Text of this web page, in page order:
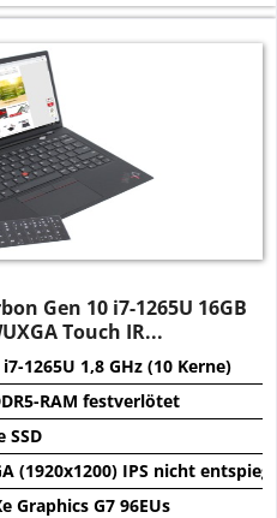
Gen 10 i7-1265U 16GB
Touch IR...
1265U 1,8 GHz (10 Kerne)
RAM festverlötet
SSD
(1920x1200) IPS nicht
Graphics G7 96EUs